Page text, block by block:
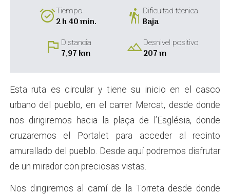
alarm_onTiempo
2 h 40 min. hikingDificultad técnica
Baja
flag Distancia
7,97 km landscapeDesnivel positivo
207 m
Esta ruta es circular y tiene su inicio en el casco
urbano del pueblo, en el carrer Mercat, desde donde
nos dirigiremos hacia la plaça de l’Església, donde
cruzaremos el Portalet para acceder al recinto
amurallado del pueblo. Desde aquí podremos disfrutar
de un mirador con preciosas vistas.
Nos dirigiremos al camí de la Torreta desde donde